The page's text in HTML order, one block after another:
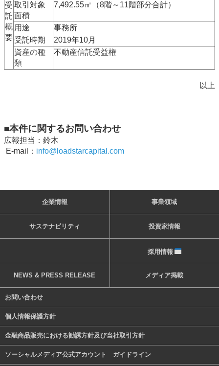
受
託
概
要
取引対象
面積
7,492.55㎡（8階～11階部分合計）
用途
事務所
受託時期
2019年10月
資産の種
類
不動産信託受益権
以上
■本件に関するお問い合わせ
広報担当：鈴木
E-mail： info@loadstarcapital.com
企業情報 事業領域
サステナビリティ 投資家情報
採用情報
NEWS & PRESS RELEASE メディア掲載
お問い合わせ
個人情報保護方針
金融商品販売における勧誘方針及び当社取引方針
ソーシャルメディア公式アカウント ガイドライン